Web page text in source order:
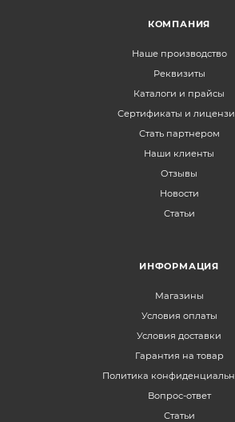
КОМПАНИЯ
Наше производство
Реквизиты
Каталоги и прайсы
Сертификаты и
Стать партнером
Наши клиенты
Отзывы
Новости
Статьи
ИНФОРМАЦИЯ
Магазины
Условия оплаты
Условия доставки
Гарантия на товар
Политика
Вопрос-ответ
Статьи